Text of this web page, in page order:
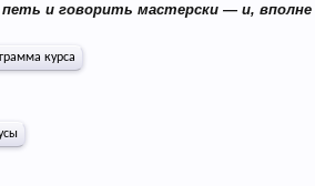
петь и говорить мастерски — и,
курса